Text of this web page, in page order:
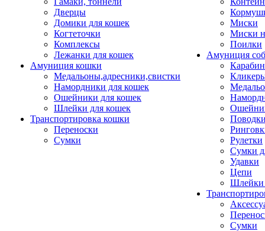
Дверцы
Домики для кошек
Когтеточки
Комплексы
Лежанки для кошек
Амуниция кошки
Медальоны,адресники,свистки
Намордники для кошек
Ошейники для кошек
Шлейки для кошек
Транспортировка кошки
Переноски
Сумки
Миски
Миски
Поилки
Амуниция
Рулетки
Сумки
Удавки
Цепи
Шлейки
Сумки